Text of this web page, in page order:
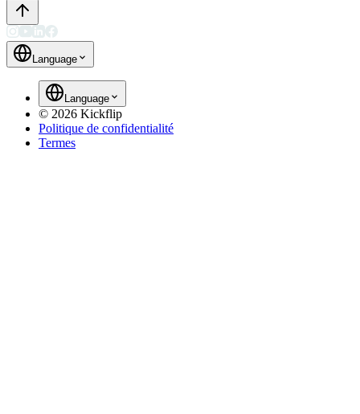
Language
Language
© 2026 Kickflip
Politique de confidentialité
Termes